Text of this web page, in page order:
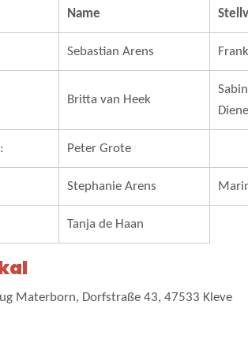
Name
Sebastian Arens
Britta van Heek
Peter Grote
Stephanie Arens
Tanja de Haan
Materborn, Dorfstraße 43, 47533 Kleve